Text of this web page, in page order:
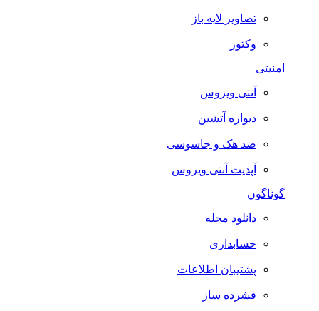
تصاویر لایه باز
وکتور
امنیتی
آنتی ویروس
دیواره آتشین
ضد هک و جاسوسی
آپدیت آنتی ویروس
گوناگون
دانلود مجله
حسابداری
پشتیبان اطلاعات
فشرده ساز